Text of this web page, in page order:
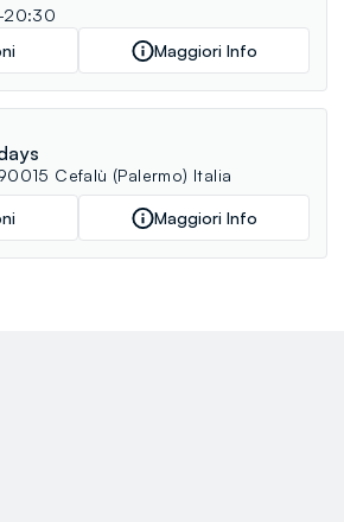
Maggiori Info
Cefalù (Palermo) Italia
Maggiori Info